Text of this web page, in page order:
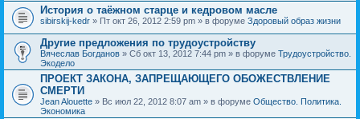
История о таёжном старце и кедровом масле
sibirskij-kedr » Пт окт 26, 2012 2:59 pm » в форуме Здоровый образ жизни
Другие предложения по трудоустройству
Вячеслав Богданов » Сб окт 13, 2012 7:44 pm » в форуме Трудоустройство.
Экодело
ПРОЕКТ ЗАКОНА, ЗАПРЕЩАЮЩЕГО ОБОЖЕСТВЛЕНИЕ
СМЕРТИ
Jean Alouette » Вс июл 22, 2012 8:07 am » в форуме Общество. Политика.
Экономика